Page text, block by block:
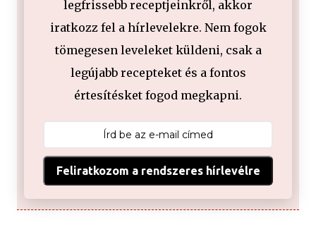
legfrissebb receptjeinkről, akkor
iratkozz fel a hírlevelekre. Nem fogok
tömegesen leveleket küldeni, csak a
legújabb recepteket és a fontos
értesítésket fogod megkapni.
Feliratkozom a rendszeres hírlevélre